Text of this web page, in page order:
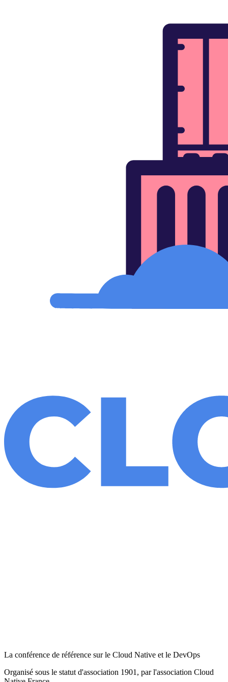
La conférence de référence sur le Cloud Native et le DevOps
Organisé sous le statut d'association 1901, par l'association Cloud